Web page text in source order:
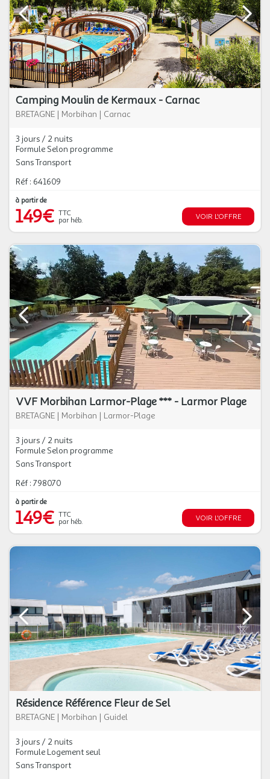
Camping Moulin de Kermaux - Carnac
BRETAGNE | Morbihan | Carnac
3 jours / 2 nuits
Formule Selon programme
Sans Transport
Réf : 641609
à partir de
149€ TTC
par héb.
VOIR L'OFFRE
VVF Morbihan Larmor-Plage *** - Larmor Plage
BRETAGNE | Morbihan | Larmor-Plage
3 jours / 2 nuits
Formule Selon programme
Sans Transport
Réf : 798070
à partir de
149€ TTC
par héb.
VOIR L'OFFRE
Résidence Référence Fleur de Sel
BRETAGNE | Morbihan | Guidel
3 jours / 2 nuits
Formule Logement seul
Sans Transport